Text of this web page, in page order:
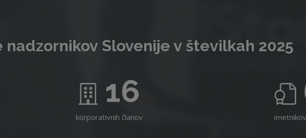
nadzornikov Slovenije v številkah 2025
16
korporativnih članov